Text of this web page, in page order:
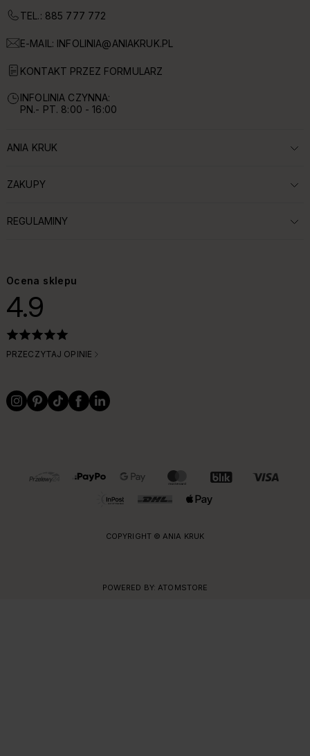
TEL.: 885 777 772
E-MAIL: INFOLINIA@ANIAKRUK.PL
KONTAKT PRZEZ FORMULARZ
INFOLINIA CZYNNA:
PN.- PT. 8:00 - 16:00
ROZWIŃ SEKCJĘ:
ANIA KRUK
ROZWIŃ SEKCJĘ:
ZAKUPY
ROZWIŃ SEKCJĘ:
REGULAMINY
Ocena sklepu
4.9
PRZECZYTAJ OPINIE
OBSŁUGIWANE FORMY PŁATNOŚCI I DOSTAWY
COPYRIGHT © ANIA KRUK
POWERED BY: ATOMSTORE